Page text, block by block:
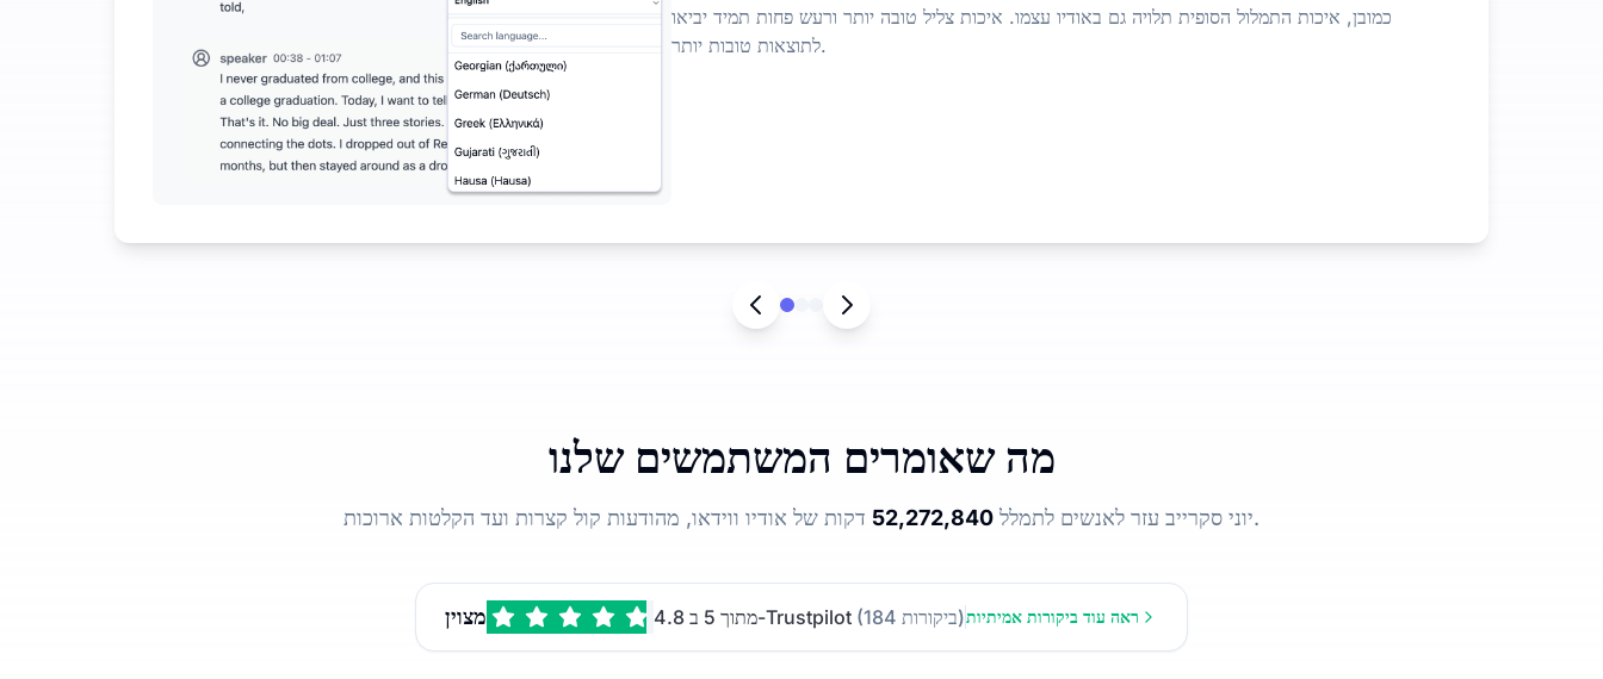
כמובן, איכות התמלול הסופית תלויה גם באודיו עצמו. איכות צליל טובה יותר ורעש פחות תמיד יביאו
לתוצאות טובות יותר.
מה שאומרים המשתמשים שלנו
יוני סקרייב עזר לאנשים לתמלל 52,272,840 דקות של אודיו ווידאו, מהודעות קול קצרות ועד הקלטות ארוכות.
מצוין 4.8 מתוך 5 ב-Trustpilot (184 ביקורות)ראה עוד ביקורות אמיתיות